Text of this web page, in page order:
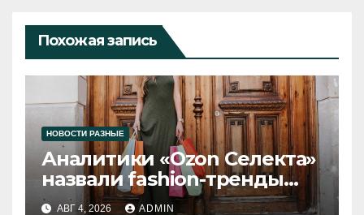
Похожая запись
НОВОСТИ РАЗНЫЕ
Аналитики «Ozon Селекта»
назвали fashion-тренды
2026 года
АВГ 4, 2026 ADMIN